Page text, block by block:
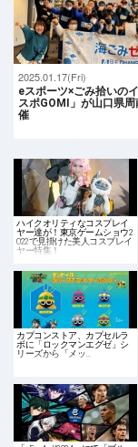
2025.01.17(Fri)
eスポーツ×ごみ拾いの
スポGOMI」が山口県周
催
ハイクオリティなコスプレイ
ヤー達が！東京ゲームショウ2
022で見掛けた美人コスプレイ
ヤー特集！
カプコンストア、カプセルラ
ボに「ロックマンエグゼ」シ
リーズから「メッ…